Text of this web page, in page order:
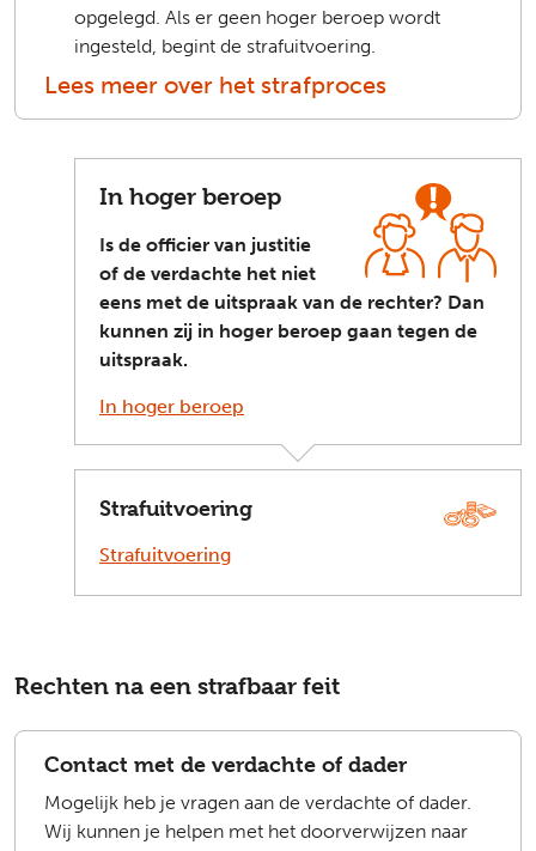
opgelegd. Als er geen hoger beroep wordt
ingesteld, begint de strafuitvoering.
Lees meer over het strafproces
In hoger beroep
Is de officier van justitie
of de verdachte het niet
eens met de uitspraak van de rechter? Dan
kunnen zij in hoger beroep gaan tegen de
uitspraak.
In hoger beroep
Strafuitvoering
Strafuitvoering
Rechten na een strafbaar feit
Contact met de verdachte of dader
Mogelijk heb je vragen aan de verdachte of dader.
Wij kunnen je helpen met het doorverwijzen naar